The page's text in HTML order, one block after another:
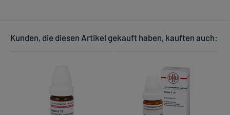
Kunden, die diesen Artikel gekauft haben, kauften auch: